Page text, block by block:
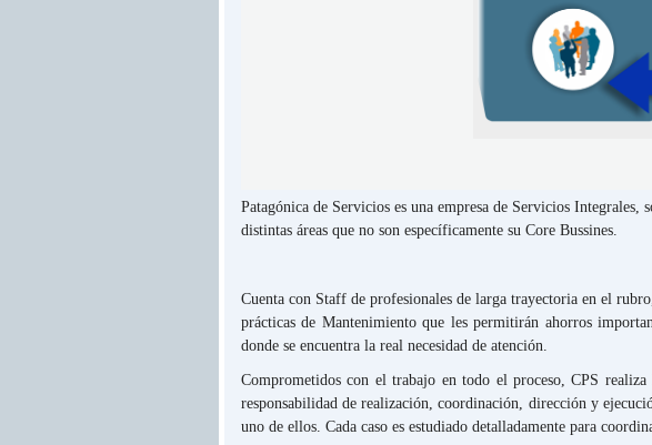
Patagónica de Servicios es una empresa de Servicios Integrales,
distintas áreas que no son específicamente su Core Bussines.
Cuenta con Staff de profesionales de larga trayectoria en el
prácticas de Mantenimiento que les permitirán ahorros
donde se encuentra la real necesidad de atención.
Comprometidos con el trabajo en todo el proceso, CPS
responsabilidad de realización, coordinación, dirección y
uno de ellos. Cada caso es estudiado detalladamente para